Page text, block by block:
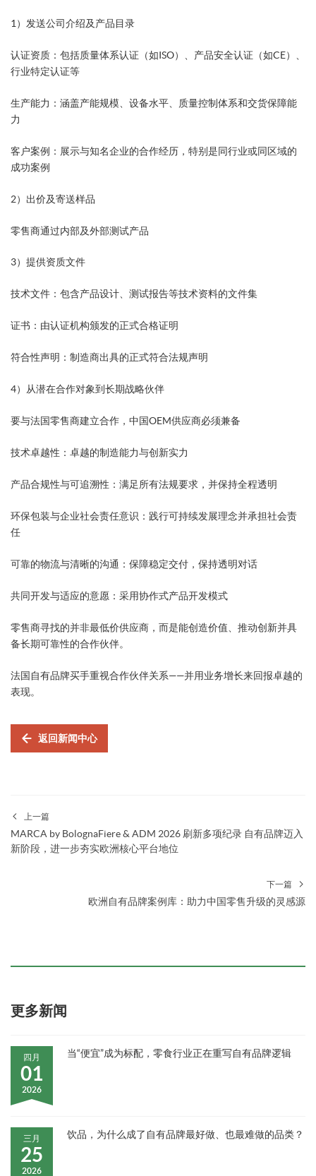
1）发送公司介绍及产品目录
认证资质：包括质量体系认证（如ISO）、产品安全认证（如CE）、
行业特定认证等
生产能力：涵盖产能规模、设备水平、质量控制体系和交货保障能
力
客户案例：展示与知名企业的合作经历，特别是同行业或同区域的
成功案例
2）出价及寄送样品
零售商通过内部及外部测试产品
3）提供资质文件
技术文件：包含产品设计、测试报告等技术资料的文件集
证书：由认证机构颁发的正式合格证明
符合性声明：制造商出具的正式符合法规声明
4）从潜在合作对象到长期战略伙伴
要与法国零售商建立合作，中国OEM供应商必须兼备
技术卓越性：卓越的制造能力与创新实力
产品合规性与可追溯性：满足所有法规要求，并保持全程透明
环保包装与企业社会责任意识：践行可持续发展理念并承担社会责
任
可靠的物流与清晰的沟通：保障稳定交付，保持透明对话
共同开发与适应的意愿：采用协作式产品开发模式
零售商寻找的并非最低价供应商，而是能创造价值、推动创新并具
备长期可靠性的合作伙伴。
法国自有品牌买手重视合作伙伴关系——并用业务增长来回报卓越的
表现。
返回新闻中心
上一篇
MARCA by BolognaFiere & ADM 2026 刷新多项纪录 自有品牌迈入
新阶段，进一步夯实欧洲核心平台地位
下一篇
欧洲自有品牌案例库：助力中国零售升级的灵感源
更多新闻
四月
01
2026
当“便宜”成为标配，零食行业正在重写自有品牌逻辑
三月
25
2026
饮品，为什么成了自有品牌最好做、也最难做的品类？